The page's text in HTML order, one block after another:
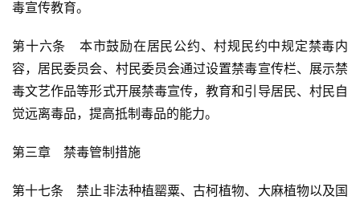
毒宣传教育。
第十六条　本市鼓励在居民公约、村规民约中规定禁毒内
容，居民委员会、村民委员会通过设置禁毒宣传栏、展示禁
毒文艺作品等形式开展禁毒宣传，教育和引导居民、村民自
觉远离毒品，提高抵制毒品的能力。
第三章　禁毒管制措施
第十七条　禁止非法种植罂粟、古柯植物、大麻植物以及国